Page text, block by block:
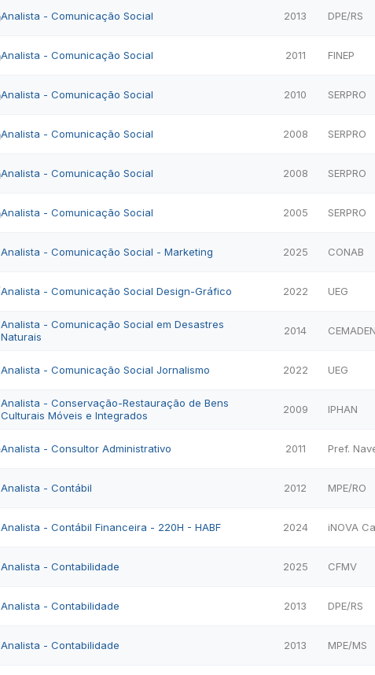
Analista - Comunicação Social 2013 DPE/RS
Analista - Comunicação Social 2011 FINEP
Analista - Comunicação Social 2010 SERPRO
Analista - Comunicação Social 2008 SERPRO
Analista - Comunicação Social 2008 SERPRO
Analista - Comunicação Social 2005 SERPRO
Analista - Comunicação Social - Marketing 2025 CONAB
Analista - Comunicação Social Design-Gráfico 2022 UEG
Analista - Comunicação Social em Desastres
Naturais
2014 CEMADEN
Analista - Comunicação Social Jornalismo 2022 UEG
Analista - Conservação-Restauração de Bens
Culturais Móveis e Integrados
2009 IPHAN
Analista - Consultor Administrativo 2011 Pref.
Analista - Contábil 2012 MPE/RO
Analista - Contábil Financeira - 220H - HABF 2024 iNOVA
Analista - Contabilidade 2025 CFMV
Analista - Contabilidade 2013 DPE/RS
Analista - Contabilidade 2013 MPE/MS